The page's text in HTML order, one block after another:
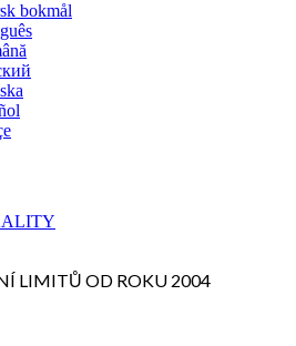
bokmål
LIMITŮ OD ROKU 2004